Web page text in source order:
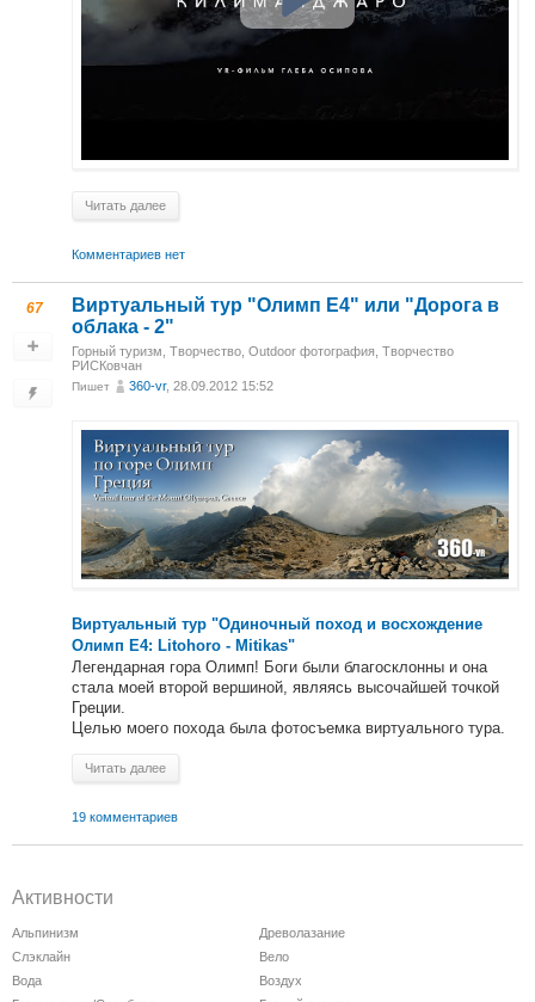
Читать далее
Комментариев нет
67
Виртуальный тур "Олимп E4" или "Дорога в
облака - 2"
Горный туризм Творчество Outdoor фотография Творчество
РИСКовчан
Пишет 360-vr, 28.09.2012 15:52
Виртуальный тур "Одиночный поход и восхождение
Олимп E4: Litohoro - Mitikas"
Легендарная гора Олимп! Боги были благосклонны и она
стала моей второй вершиной, являясь высочайшей точкой
Греции.
Целью моего похода была фотосъемка виртуального тура.
Читать далее
19 комментариев
Активности
Альпинизм
Древолазание
Слэклайн
Вело
Вода
Воздух